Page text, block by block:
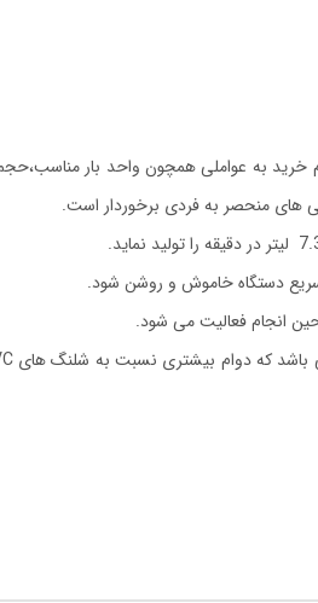
خرید به عواملی همچون واحد بار
های منحصر به فردی برخوردار است.
انجام فعالیت می شود.